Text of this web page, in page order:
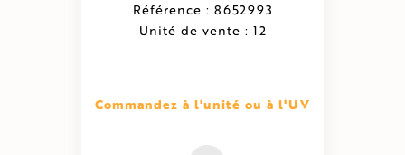
Référence : 8652993
Unité de vente : 12
Commandez à l'unité ou à l'UV